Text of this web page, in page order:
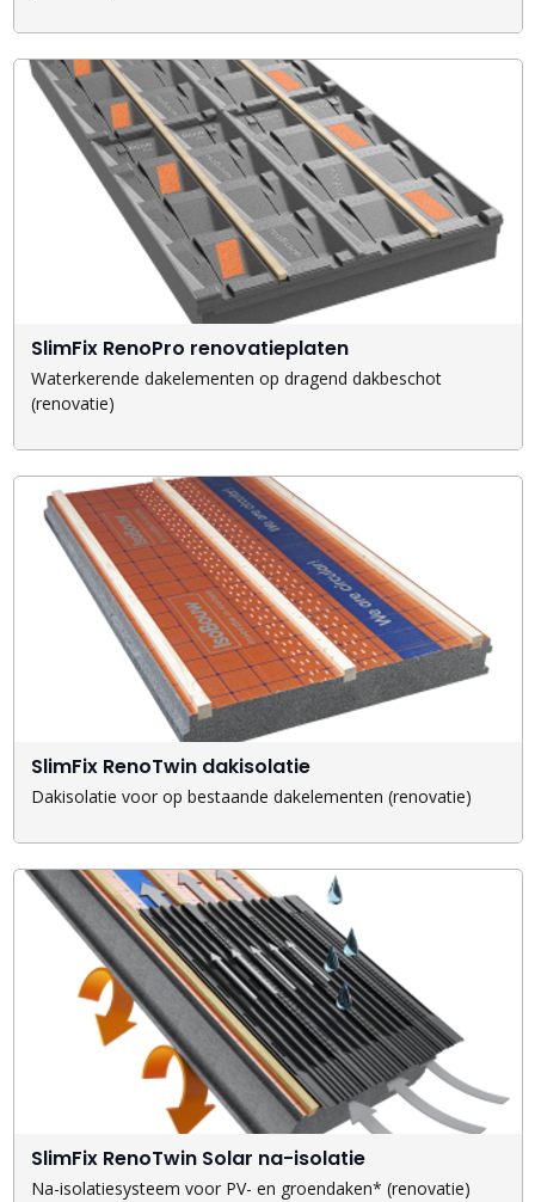
SlimFix RenoPro renovatieplaten
Waterkerende dakelementen op dragend dakbeschot
(renovatie)
SlimFix RenoTwin dakisolatie
Dakisolatie voor op bestaande dakelementen (renovatie)
SlimFix RenoTwin Solar na-isolatie
Na-isolatiesysteem voor PV- en groendaken* (renovatie)